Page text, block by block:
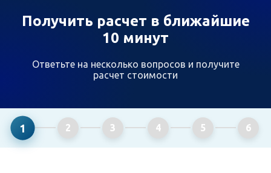
Получить расчет в ближайшие
10 минут
Ответьте на несколько вопросов и получите
расчет стоимости
1 2 3 4 5 6